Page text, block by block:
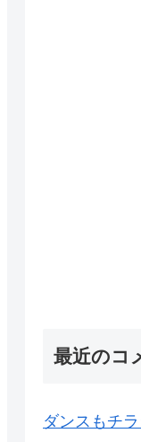
最近のコ
ダンスもチ